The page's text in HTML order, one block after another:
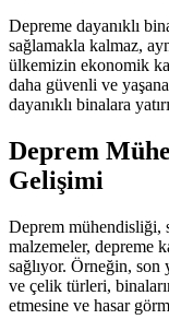
Depreme dayanıklı
sağlamakla kalmaz,
ülkemizin ekonomik
daha güvenli ve
dayanıklı binalara
Deprem
Gelişimi
Deprem mühendisliği,
malzemeler, depreme
sağlıyor. Örneğin, son
ve çelik türleri,
etmesine ve hasar